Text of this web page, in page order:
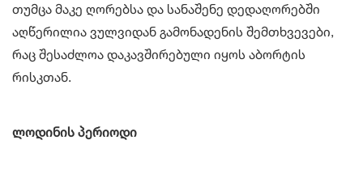
თუმცა მაკე ღორებსა და სანაშენე დედაღორებში
აღწერილია ვულვიდან გამონადენის შემთხვევები,
რაც შესაძლოა დაკავშირებული იყოს აბორტის
რისკთან.
ლოდინის პერიოდი